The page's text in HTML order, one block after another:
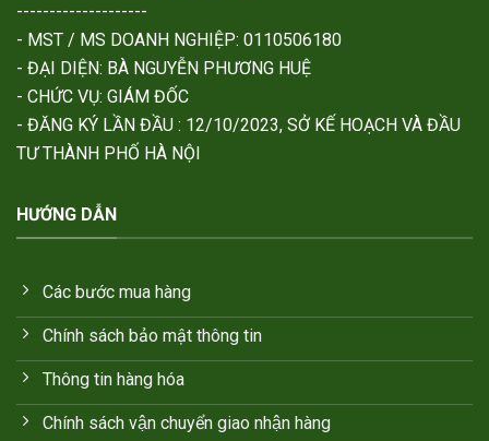
--------------------
- MST / MS DOANH NGHIỆP: 0110506180
- ĐẠI DIỆN: BÀ NGUYỄN PHƯƠNG HUỆ
- CHỨC VỤ: GIÁM ĐỐC
- ĐĂNG KÝ LẦN ĐẦU : 12/10/2023, SỞ KẾ HOẠCH VÀ ĐẦU
TƯ THÀNH PHỐ HÀ NỘI
HƯỚNG DẪN
Các bước mua hàng
Chính sách bảo mật thông tin
Thông tin hàng hóa
Chính sách vận chuyển giao nhận hàng